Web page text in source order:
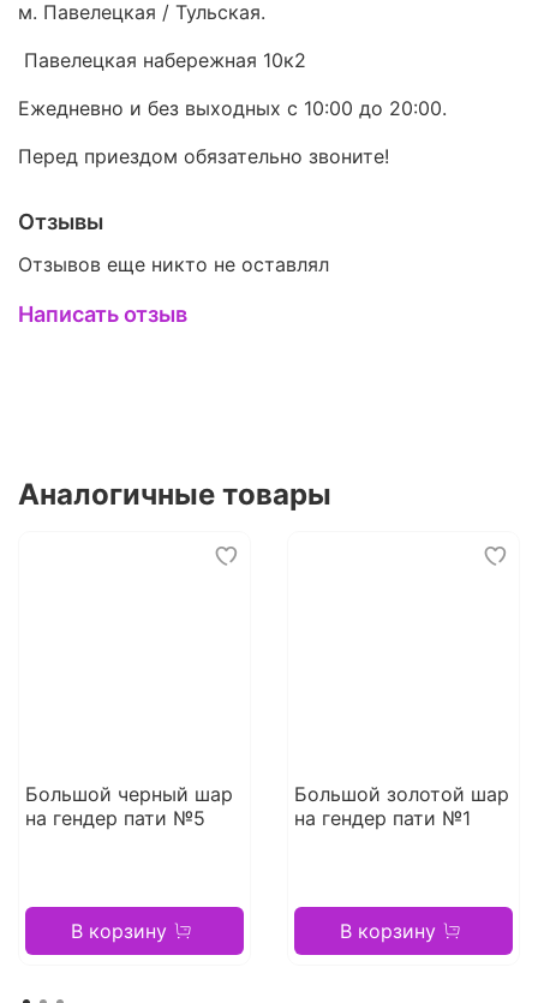
м. Павелецкая / Тульская.
Павелецкая набережная 10к2
Ежедневно и без выходных с 10:00 до 20:00.
Перед приездом обязательно звоните!
Отзывы
Отзывов еще никто не оставлял
Написать отзыв
Аналогичные товары
Большой черный шар
на гендер пати №5
В корзину
Большой золотой шар
на гендер пати №1
В корзину